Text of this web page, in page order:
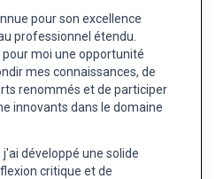
pour son excellence
professionnel étendu.
moi une opportunité
mes connaissances, de
renommés et de participer
innovants dans le domaine
développé une solide
critique et de